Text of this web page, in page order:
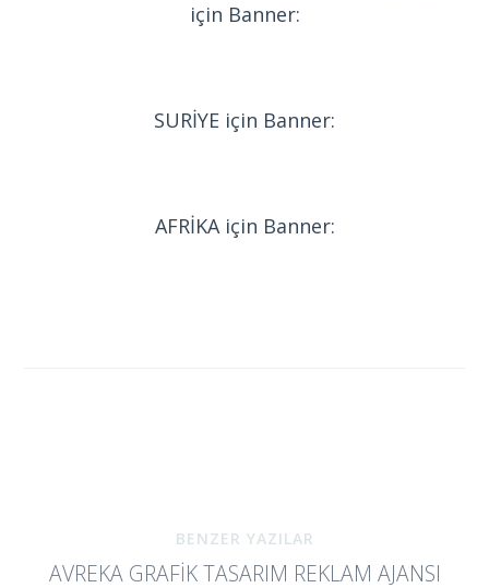
için Banner:
SURİYE için Banner:
AFRİKA için Banner:
BENZER YAZILAR
AVREKA GRAFIK TASARIM REKLAM AJANSI